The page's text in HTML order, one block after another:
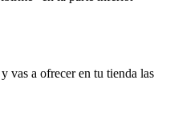
vas a ofrecer en tu tienda las